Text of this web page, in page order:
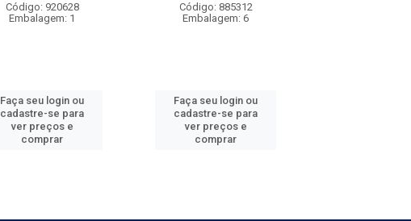
Código: 920628
Embalagem: 1
Faça seu login ou
cadastre-se para
ver preços e
comprar
Código: 885312
Embalagem: 6
Faça seu login ou
cadastre-se para
ver preços e
comprar